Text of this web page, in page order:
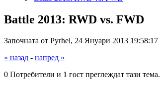
Battle 2013: RWD vs. FWD
Започната от Pyrhel, 24 Януари 2013 19:58:17
« назад - напред »
0 Потребители и 1 гост преглеждат тази тема.